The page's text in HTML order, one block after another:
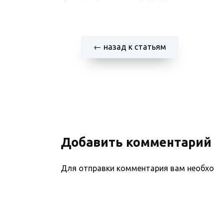
← назад к статьям
Добавить комментарий
Для отправки комментария вам